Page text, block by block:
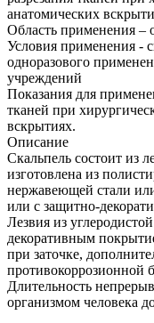
анатомических
Область применения –
Условия применения -
одноразового
учреждений
Показания для
тканей при
вскрытиях.
Описание
Скальпель состоит из
изготовлена из
нержавеющей стали
или с защитно-
Лезвия из
декоративным
при заточке,
противокоррозионной
Длительность
организмом человека